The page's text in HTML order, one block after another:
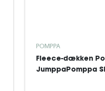
POMPPA
Fleece-dækken
JumppaPomppa